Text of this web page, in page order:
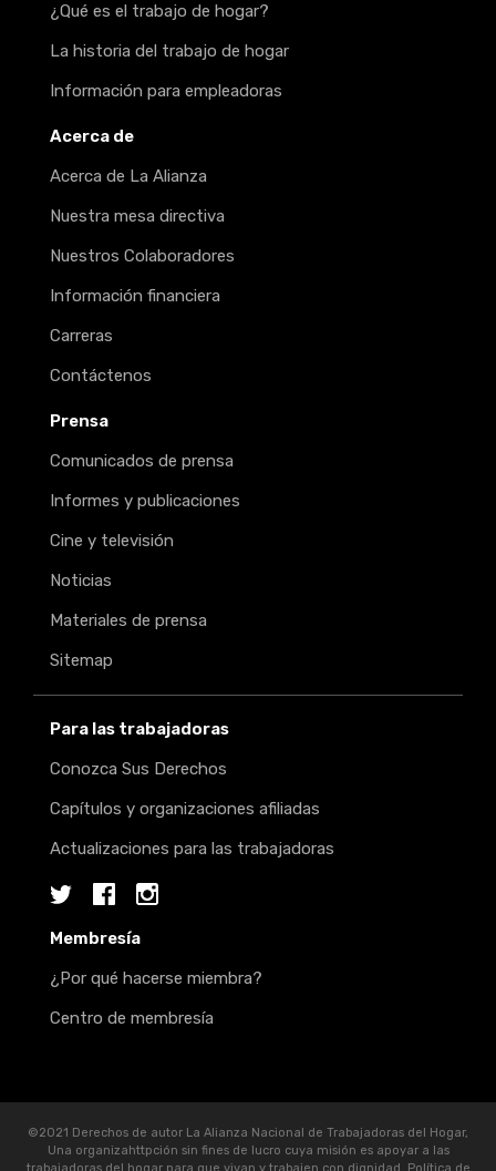
¿Qué es el trabajo de hogar?
La historia del trabajo de hogar
Información para empleadoras
Acerca de
Acerca de La Alianza
Nuestra mesa directiva
Nuestros Colaboradores
Información financiera
Carreras
Contáctenos
Prensa
Comunicados de prensa
Informes y publicaciones
Cine y televisión
Noticias
Materiales de prensa
Sitemap
Para las trabajadoras
Conozca Sus Derechos
Capítulos y organizaciones afiliadas
Actualizaciones para las trabajadoras
TwitterFacebookInstagram
Membresía
¿Por qué hacerse miembra?
Centro de membresía
©2021 Derechos de autor La Alianza Nacional de Trabajadoras del Hogar,
Una organizahttpción sin fines de lucro cuya misión es apoyar a las